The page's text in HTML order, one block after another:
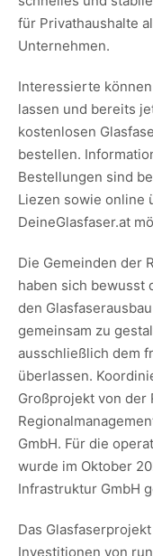
für Privathaushalte
Unternehmen.
Interessierte
lassen und bereits
kostenlosen
bestellen.
Bestellungen sind
Liezen sowie online
DeineGlasfaser.at
Die Gemeinden der
haben sich bewusst
den
gemeinsam zu
ausschließlich dem
überlassen.
Großprojekt von der
GmbH. Für die
wurde im Oktober
Infrastruktur GmbH
Das
Investitionen von